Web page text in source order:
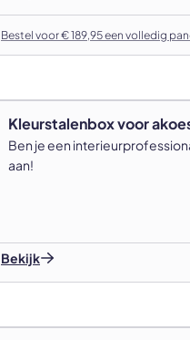
Bestel voor € 189,95 een volledig
Kleurstalenbox voor
Ben je een
aan!
Bekijk